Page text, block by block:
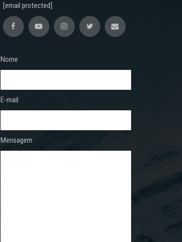
[email protected]
Nome
E-mail
Mensagem